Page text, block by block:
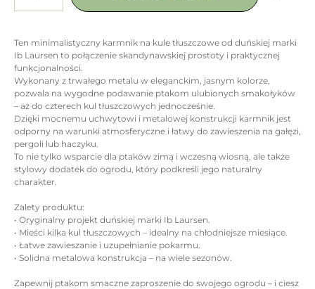
Ten minimalistyczny karmnik na kule tłuszczowe od duńskiej marki
Ib Laursen to połączenie skandynawskiej prostoty i praktycznej
funkcjonalności.
Wykonany z trwałego metalu w eleganckim, jasnym kolorze,
pozwala na wygodne podawanie ptakom ulubionych smakołyków
– aż do czterech kul tłuszczowych jednocześnie.
Dzięki mocnemu uchwytowi i metalowej konstrukcji karmnik jest
odporny na warunki atmosferyczne i łatwy do zawieszenia na gałęzi,
pergoli lub haczyku.
To nie tylko wsparcie dla ptaków zimą i wczesną wiosną, ale także
stylowy dodatek do ogrodu, który podkreśli jego naturalny
charakter.
Zalety produktu:
• Oryginalny projekt duńskiej marki Ib Laursen.
• Mieści kilka kul tłuszczowych – idealny na chłodniejsze miesiące.
• Łatwe zawieszanie i uzupełnianie pokarmu.
• Solidna metalowa konstrukcja – na wiele sezonów.
Zapewnij ptakom smaczne zaproszenie do swojego ogrodu – i ciesz